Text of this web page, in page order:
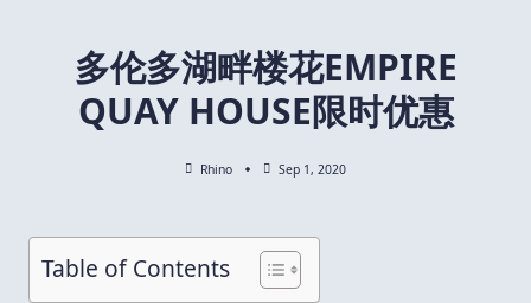
多伦多湖畔楼花EMPIRE
QUAY HOUSE限时优惠
Rhino Sep 1, 2020
Table of Contents